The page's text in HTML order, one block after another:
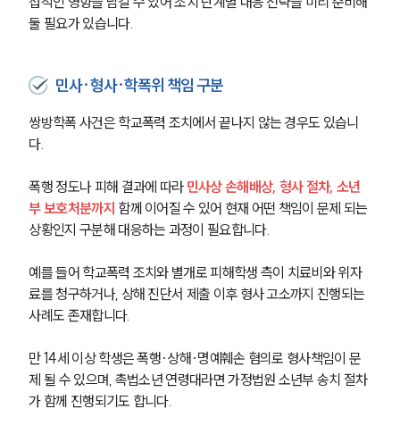
둘 필요가 있습니다.
민사·형사·학폭위 책임 구분
쌍방학폭 사건은 학교폭력 조치에서 끝나지 않는 경우도 있습니
다.
폭행 정도나 피해 결과에 따라 민사상 손해배상, 형사 절차, 소년
부 보호처분까지 함께 이어질 수 있어 현재 어떤 책임이 문제 되는
상황인지 구분해 대응하는 과정이 필요합니다.
예를 들어 학교폭력 조치와 별개로 피해학생 측이 치료비와 위자
료를 청구하거나, 상해 진단서 제출 이후 형사 고소까지 진행되는
사례도 존재합니다.
만 14세 이상 학생은 폭행·상해·명예훼손 혐의로 형사책임이 문
제 될 수 있으며, 촉법소년 연령대라면 가정법원 소년부 송치 절차
가 함께 진행되기도 합니다.